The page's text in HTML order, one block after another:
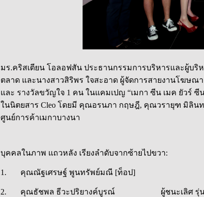
มร.คริสเตียน โอลอฟสัน ประธานกรรมการบริหารและผู้บริ
ตลาด และนางสาวสิริพร ใจสะอาด ผู้จัดการสายงานโฆษ
และ รางวัลขวัญใจ 1 คน ในแคมเปญ “เมกา ซีน เมค ยัวร์ ซี
ในนิตยสาร Cleo โดยมี คุณอรนภา กฤษฎี, คุณวรายุฑ มิลิ
ศูนย์การค้าเมกาบางนา
บุคคลในภาพ แถวหลัง เรียงลำดับจากซ้ายไปขวา:
1. คุณณัฐเศรษฐ์ พูนทรัพย์มณี [ท็อป]
2. คุณธัชพล ธีวะปริยางค์บูรณ์ ผู้ชนะเลิศ รุ่นอา